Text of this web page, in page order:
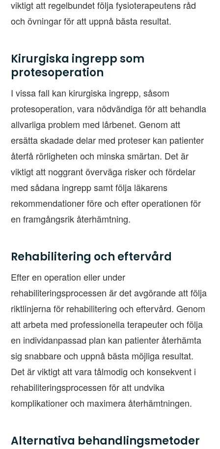
viktigt att regelbundet följa fysioterapeutens råd
och övningar för att uppnå bästa resultat.
Kirurgiska ingrepp som
protesoperation
I vissa fall kan kirurgiska ingrepp, såsom
protesoperation, vara nödvändiga för att behandla
allvarliga problem med lårbenet. Genom att
ersätta skadade delar med proteser kan patienter
återfå rörligheten och minska smärtan. Det är
viktigt att noggrant överväga risker och fördelar
med sådana ingrepp samt följa läkarens
rekommendationer före och efter operationen för
en framgångsrik återhämtning.
Rehabilitering och eftervård
Efter en operation eller under
rehabiliteringsprocessen är det avgörande att följa
riktlinjerna för rehabilitering och eftervård. Genom
att arbeta med professionella terapeuter och följa
en individanpassad plan kan patienter återhämta
sig snabbare och uppnå bästa möjliga resultat.
Det är viktigt att vara tålmodig och konsekvent i
rehabiliteringsprocessen för att undvika
komplikationer och maximera återhämtningen.
Alternativa behandlingsmetoder